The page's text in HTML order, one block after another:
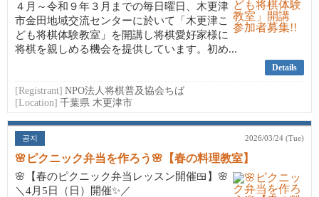
４月～令和９年３月までの毎日曜日、木更津
市金田地域交流センターに於いて「木更津こ
ども将棋体験教室」を開講し将棋愛好家様に
将棋を親しめる機会を提供しています。初め...
Details
[Registrant] NPO法人将棋普及協会ちば
[Location] 千葉県 木更津市
공지 2026/03/24 (Tue)
🌸ピクニック弁当を作ろう🌸【春の料理教室】
🌸【春のピクニック弁当レッスン開催🍱】🌸
＼4月5日（日）開催✨／